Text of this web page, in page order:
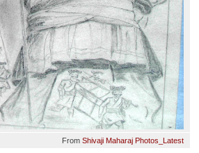
From Shivaji Maharaj Photos_Latest